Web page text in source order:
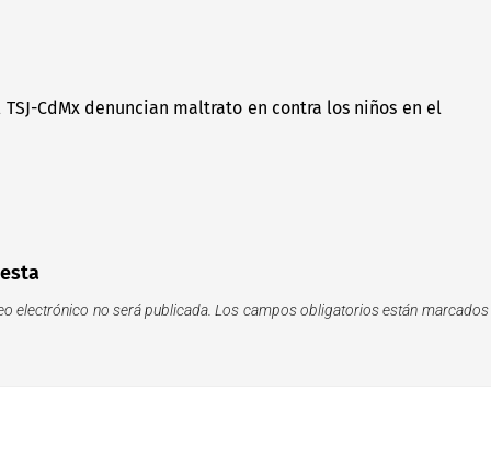
CdMx denuncian maltrato en contra los niños en el
electrónico no será publicada. Los campos obligatorios están marcados